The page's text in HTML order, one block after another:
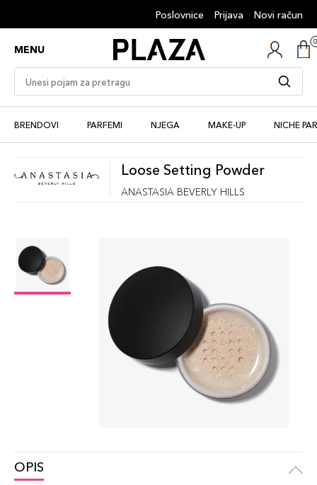
Poslovnice Prijava Novi račun
MENU
BRENDOVI PARFEMI NJEGA MAKE-UP NICHE
Loose Setting Powder
ANASTASIA BEVERLY HILLS
OPIS